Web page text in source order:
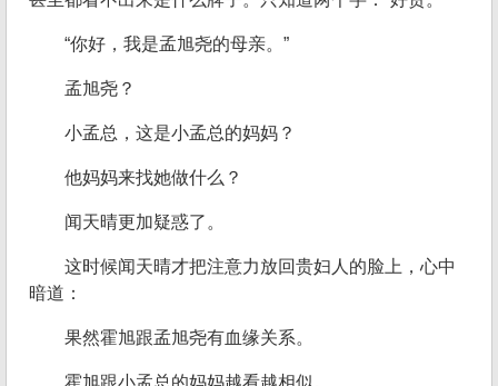
“你好，我是孟旭尧的母亲。”
孟旭尧？
小孟总，这是小孟总的妈妈？
他妈妈来找她做什么？
闻天晴更加疑惑了。
这时候闻天晴才把注意力放回贵妇人的脸上，心中
暗道：
果然霍旭跟孟旭尧有血缘关系。